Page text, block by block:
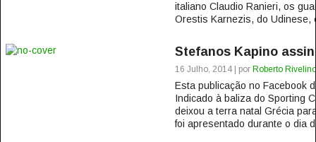
italiano Claudio Ranieri, os
Orestis Karnezis, do Udinese,
Stefanos Kapino
16 Julho, 2014 | por Roberto Rivelino
Esta publicação no Facebook
Indicado à baliza do Sporting
deixou a terra natal Grécia
foi apresentado durante o dia